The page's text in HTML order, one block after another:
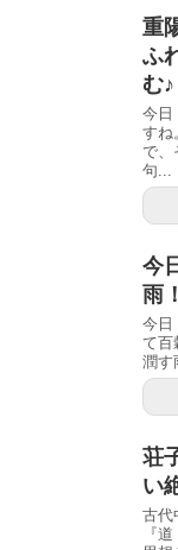
重
ふ
む♪
今日
すね
で、
句...
今
雨
今日
て百
潤す
荘
い
古代
『